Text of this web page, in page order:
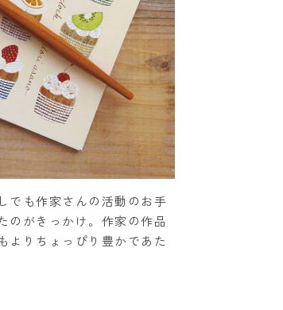
でも作家さんの活動のお手
のがきっかけ。作家の作品
よりちょっぴり豊かであた